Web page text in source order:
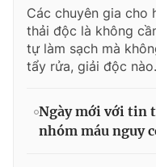
Các chuyên gia cho
thải độc là không
tự làm sạch mà
tẩy rửa, giải độc nào.
Ngày mới với tin
nhóm máu nguy